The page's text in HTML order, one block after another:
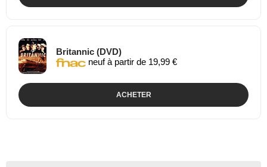
Britannic (DVD)
neuf à partir de 19,99 €
ACHETER